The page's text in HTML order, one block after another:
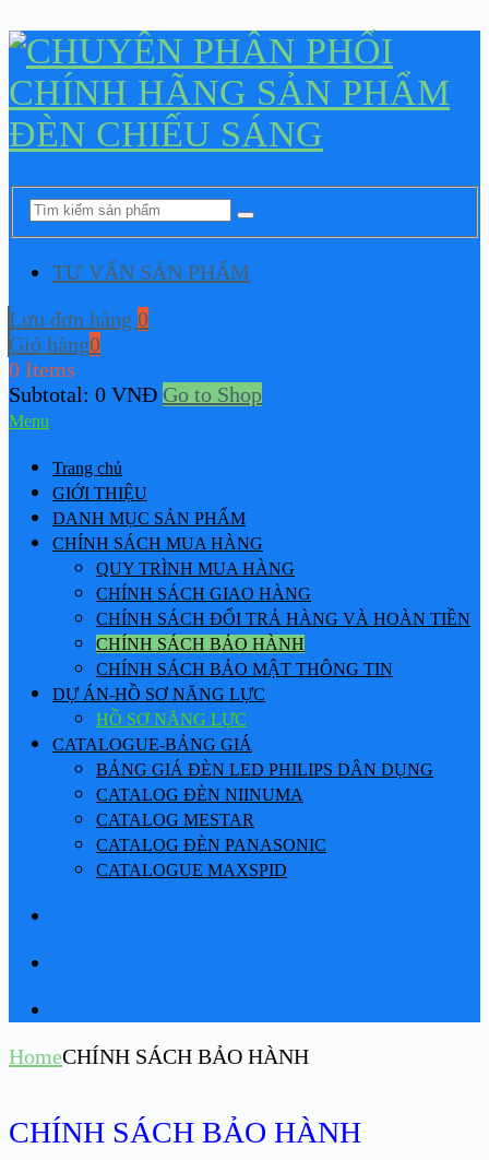
TƯ VẤN SẢN PHẨM
Lưu đơn hàng 0
Giỏ hàng0
0 Items
Subtotal: 0 VNĐ Go to Shop
Menu
Trang chủ
GIỚI THIỆU
DANH MỤC SẢN PHẨM
CHÍNH SÁCH MUA HÀNG
QUY TRÌNH MUA HÀNG
CHÍNH SÁCH GIAO HÀNG
CHÍNH SÁCH ĐỔI TRẢ HÀNG VÀ HOÀN TIỀN
CHÍNH SÁCH BẢO HÀNH
CHÍNH SÁCH BẢO MẬT THÔNG TIN
DỰ ÁN-HỒ SƠ NĂNG LỰC
HỒ SƠ NĂNG LỰC
CATALOGUE-BẢNG GIÁ
BẢNG GIÁ ĐÈN LED PHILIPS DÂN DỤNG
CATALOG ĐÈN NIINUMA
CATALOG MESTAR
CATALOG ĐÈN PANASONIC
CATALOGUE MAXSPID
HomeCHÍNH SÁCH BẢO HÀNH
CHÍNH SÁCH BẢO HÀNH